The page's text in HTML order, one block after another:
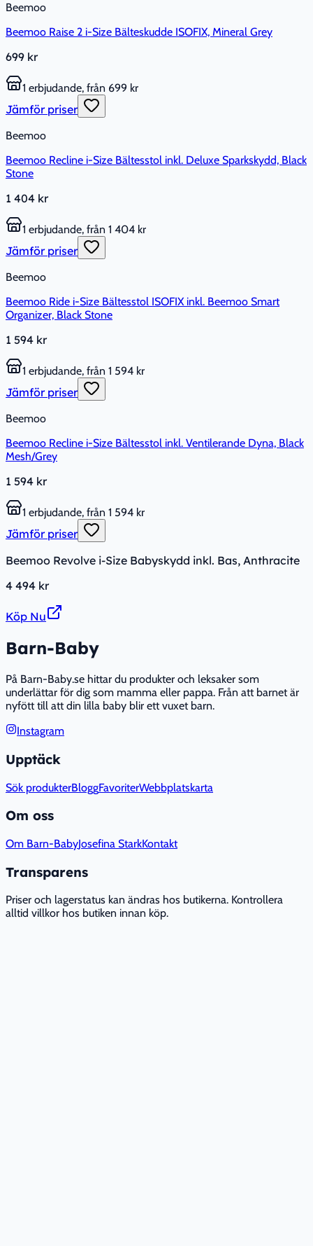
Beemoo
Beemoo Raise 2 i-Size Bälteskudde ISOFIX, Mineral Grey
699 kr
1 erbjudande, från 699 kr
Jämför priser
Beemoo
Beemoo Recline i-Size Bältesstol inkl. Deluxe Sparkskydd, Black
Stone
1 404 kr
1 erbjudande, från 1 404 kr
Jämför priser
Beemoo
Beemoo Ride i-Size Bältesstol ISOFIX inkl. Beemoo Smart
Organizer, Black Stone
1 594 kr
1 erbjudande, från 1 594 kr
Jämför priser
Beemoo
Beemoo Recline i-Size Bältesstol inkl. Ventilerande Dyna, Black
Mesh/Grey
1 594 kr
1 erbjudande, från 1 594 kr
Jämför priser
Beemoo Revolve i-Size Babyskydd inkl. Bas, Anthracite
4 494 kr
Köp Nu
Barn-Baby
På Barn-Baby.se hittar du produkter och leksaker som
underlättar för dig som mamma eller pappa. Från att barnet är
nyfött till att din lilla baby blir ett vuxet barn.
Instagram
Upptäck
Sök produkterBloggFavoriterWebbplatskarta
Om oss
Om Barn-BabyJosefina StarkKontakt
Transparens
Priser och lagerstatus kan ändras hos butikerna. Kontrollera
alltid villkor hos butiken innan köp.